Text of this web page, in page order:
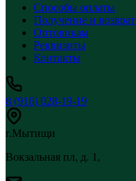
Способы оплаты
Получение и возврат
Оптовикам
Реквизиты
Контакты
8 (916) 028-19-19
г.Мытищи
Вокзальная пл, д. 1,